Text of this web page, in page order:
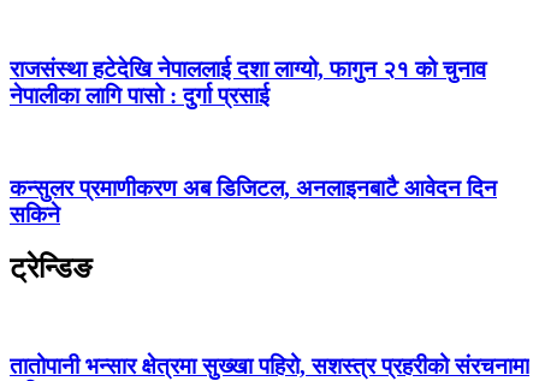
राजसंस्था हटेदेखि नेपाललाई दशा लाग्यो, फागुन २१ को चुनाव
नेपालीका लागि पासो : दुर्गा प्रसाई
कन्सुलर प्रमाणीकरण अब डिजिटल, अनलाइनबाटै आवेदन दिन
सकिने
ट्रेन्डिङ
तातोपानी भन्सार क्षेत्रमा सुख्खा पहिरो, सशस्त्र प्रहरीको संरचनामा